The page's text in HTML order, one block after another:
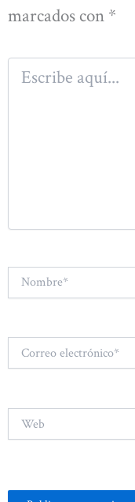
marcados con *
aquí...
electrónico*